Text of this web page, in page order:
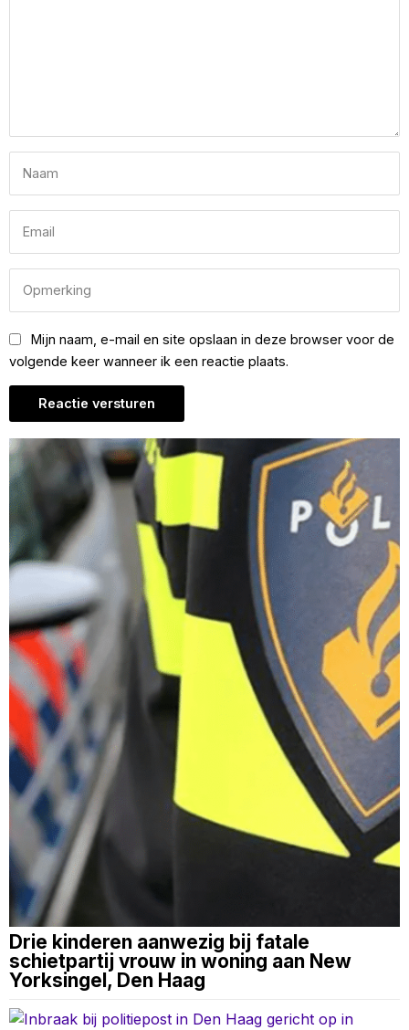
Mijn naam, e-mail en site opslaan in deze browser voor de
volgende keer wanneer ik een reactie plaats.
Drie kinderen aanwezig bij fatale
schietpartij vrouw in woning aan New
Yorksingel, Den Haag